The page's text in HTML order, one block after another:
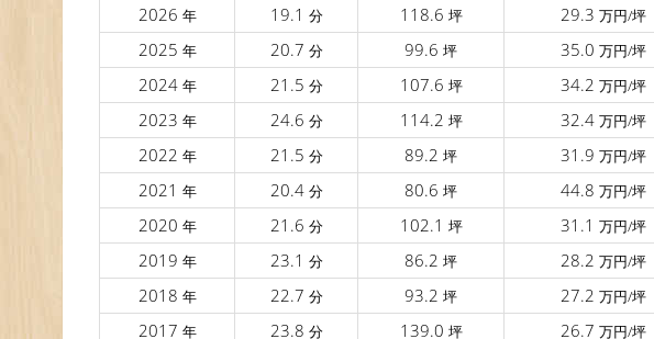
2026 年 19.1 分 118.6 坪 29.3 万円/坪
2025 年 20.7 分 99.6 坪 35.0 万円/坪
2024 年 21.5 分 107.6 坪 34.2 万円/坪
2023 年 24.6 分 114.2 坪 32.4 万円/坪
2022 年 21.5 分 89.2 坪 31.9 万円/坪
2021 年 20.4 分 80.6 坪 44.8 万円/坪
2020 年 21.6 分 102.1 坪 31.1 万円/坪
2019 年 23.1 分 86.2 坪 28.2 万円/坪
2018 年 22.7 分 93.2 坪 27.2 万円/坪
2017 年 23.8 分 139.0 坪 26.7 万円/坪